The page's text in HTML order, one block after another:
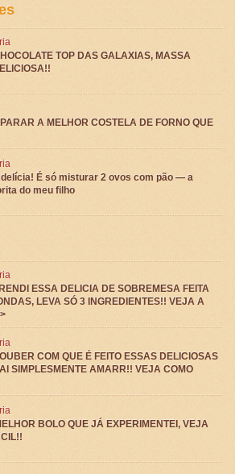
TOP DAS GALAXIAS, MASSA
A MELHOR COSTELA DE FORNO QUE
É só misturar 2 ovos com pão — a
do meu filho
ESSA DELICIA DE SOBREMESA FEITA
LEVA SÓ 3 INGREDIENTES!! VEJA A
COM QUE É FEITO ESSAS DELICIOSAS
SIMPLESMENTE AMARR!! VEJA COMO
BOLO QUE JÁ EXPERIMENTEI, VEJA